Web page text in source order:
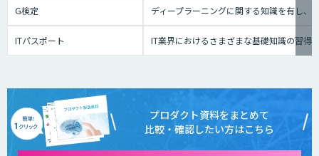
G検定 ディープラーニングに関する知識を有し
ITパスポート IT業界におけるさまざまな基礎知識の習得
プロダクト資料をまとめて
比較・確認したい方はこちら